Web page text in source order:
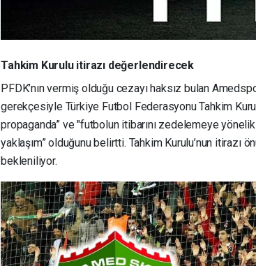
Tahkim Kurulu itirazı değerlendirecek
PFDK’nın vermiş olduğu cezayı haksız bulan
gerekçesiyle Türkiye Futbol Federasyonu Tahkim
propaganda” ve "futbolun itibarını zedelemeye yönelik
yaklaşım” olduğunu belirtti. Tahkim Kurulu’nun
bekleniliyor.